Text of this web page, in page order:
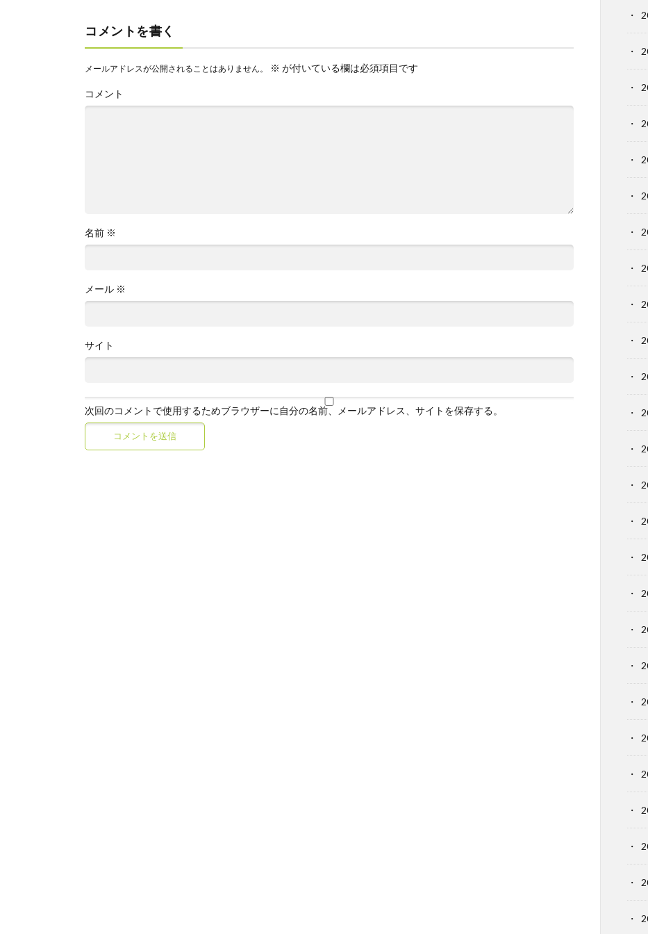
コメントを書く
メールアドレスが公開されることはありません。 ※ が付いている欄は必須項目です
コメント
名前 ※
メール ※
サイト
次回のコメントで使用するためブラウザーに自分の名前、メールアドレス、サイトを保存する。